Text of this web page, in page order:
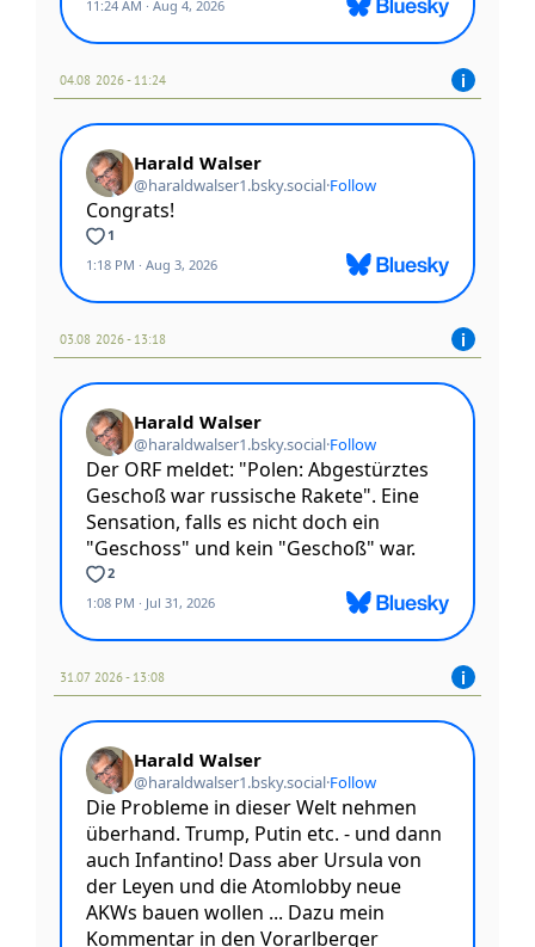
04.08 2026 - 11:24
03.08 2026 - 13:18
31.07 2026 - 13:08